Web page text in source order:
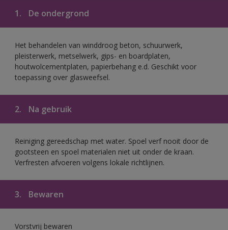
1. De ondergrond
Het behandelen van winddroog beton, schuurwerk,
pleisterwerk, metselwerk, gips- en boardplaten,
houtwolcementplaten, papierbehang e.d. Geschikt voor
toepassing over glasweefsel.
2. Na gebruik
Reiniging gereedschap met water. Spoel verf nooit door de
gootsteen en spoel materialen niet uit onder de kraan.
Verfresten afvoeren volgens lokale richtlijnen.
3. Bewaren
Vorstvrij bewaren